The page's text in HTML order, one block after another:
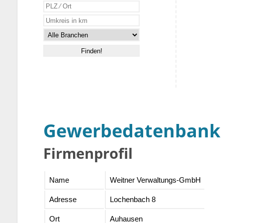
Gewerbedatenbank
Firmenprofil
Name Weitner Verwaltungs-GmbH
Adresse Lochenbach 8
Ort Auhausen